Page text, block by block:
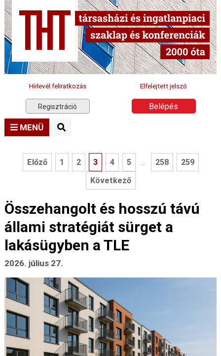
Hírlevél feliratkozás Elfelejtett jelszó
Regisztráció Belépés
MENÜ
Előző 1 2 3 4 5 ... 258
259
Következő
Összehangolt és hosszú távú
állami stratégiát sürget a
lakásügyben a TLE
2026. július 27.